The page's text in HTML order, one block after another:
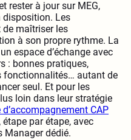
rester à jour sur MEG,
disposition. Les
de maîtriser les
à son propre rythme. La
espace d’échange avec
: bonnes pratiques,
fonctionnalités… autant de
seul. Et pour les
loin dans leur stratégie
CAP
par étape, avec
Manager dédié.